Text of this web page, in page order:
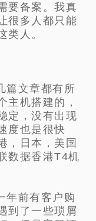
要备案。我真
很多人都只能
类人。
篇文章都有所
主机搭建的，
定，没有出现
度也是很快
，日本，美国
数据香港T4机
年前有客户购
到了一些琐屑